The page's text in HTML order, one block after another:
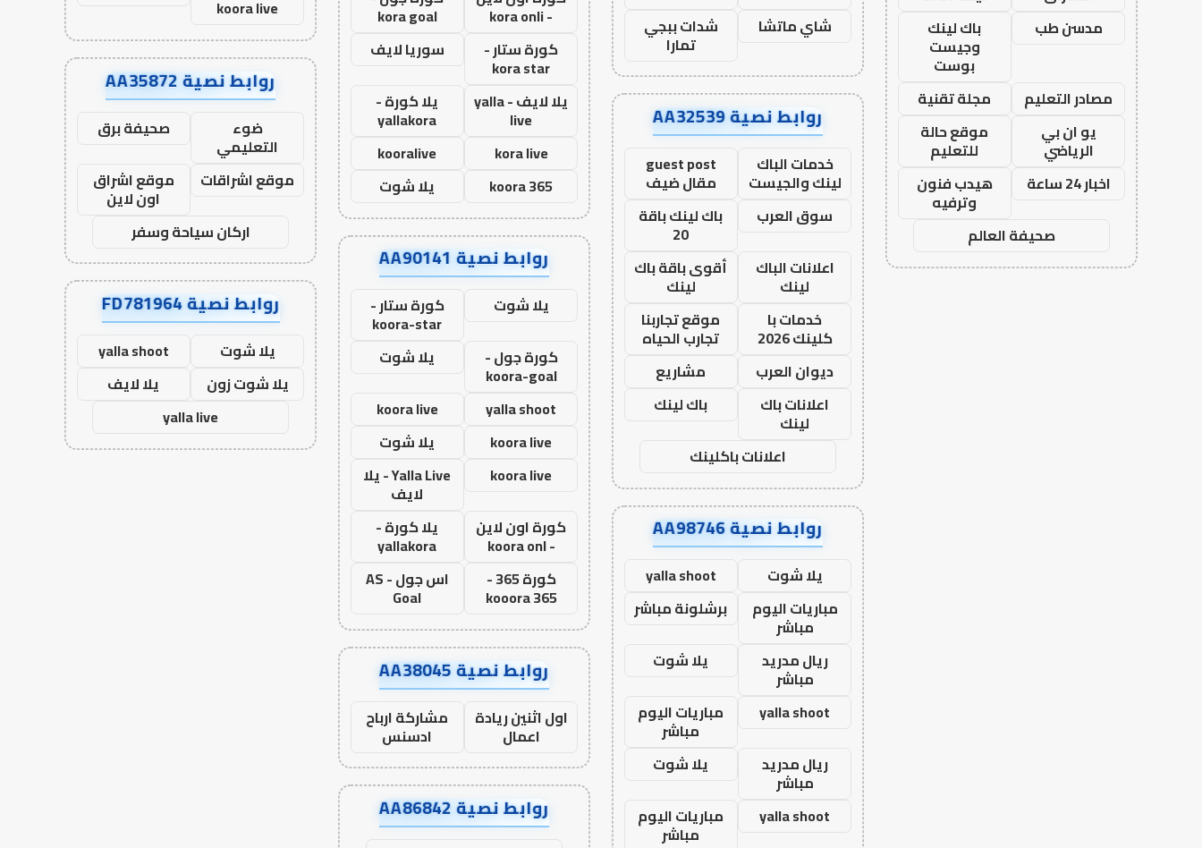
مدسن طب
باك لينك
وجيست
بوست
مصادر التعليم
مجلة تقنية
يو ان بي
الرياضي
موقع حالة
للتعليم
اخبار 24 ساعة
هيدب فنون
وترفيه
صحيفة العالم
شاي ماتشا
شدات ببجي
تمارا
روابط نصية AA32539
خدمات الباك
لينك والجيست
guest post
مقال ضيف
سوق العرب
باك لينك باقة
20
اعلانات الباك
لينك
أقوى باقة باك
لينك
خدمات با
كلينك 2026
موقع تجاربنا
تجارب الحياه
ديوان العرب
مشاريع
اعلانات باك
لينك
باك لينك
اعلانات باكلينك
روابط نصية AA98746
يلا شوت
yalla shoot
مباريات اليوم
مباشر
برشلونة مباشر
ريال مدريد
مباشر
يلا شوت
yalla shoot
مباريات اليوم
مباشر
ريال مدريد
مباشر
يلا شوت
yalla shoot
مباريات اليوم
مباشر
- kora onli
kora goal
كورة ستار -
kora star
سوريا لايف
يلا لايف - yalla
live
يلا كورة -
yallakora
kora live
kooralive
koora 365
يلا شوت
روابط نصية AA90141
يلا شوت كورة ستار -
koora-star
كورة جول -
koora-goal
يلا شوت
yalla shoot
koora live
koora live
يلا شوت
koora live
Yalla Live - يلا
لايف
كورة اون لاين
- koora onl
يلا كورة -
yallakora
كورة 365 -
kooora 365
اس جول - AS
Goal
روابط نصية AA38045
اول اثنين ريادة
اعمال
مشاركة ارباح
ادسنس
روابط نصية AA86842
koora live
روابط نصية AA35872
ضوء
التعليمي
صحيفة برق
موقع اشراقات
موقع اشراق
اون لاين
اركان سياحة وسفر
روابط نصية FD781964
يلا شوت
yalla shoot
يلا شوت زون
يلا لايف
yalla live